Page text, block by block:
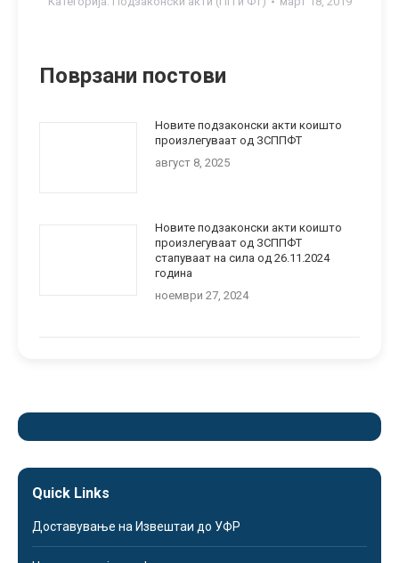
Поврзани постови
Новите подзаконски акти коишто
произлегуваат од ЗСППФТ
август 8, 2025
Новите подзаконски акти коишто
произлегуваат од ЗСППФТ
стапуваат на сила од 26.11.2024
година
ноември 27, 2024
Quick Links
Доставување на Извештаи до УФР